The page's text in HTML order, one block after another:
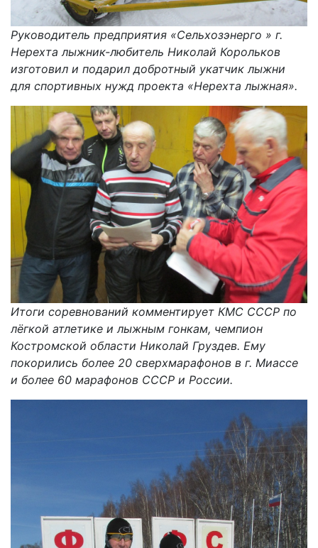
Руководитель предприятия «Сельхозэнерго » г.
Нерехта лыжник-любитель Николай Корольков
изготовил и подарил добротный укатчик лыжни
для спортивных нужд проекта «Нерехта лыжная».
Итоги соревнований комментирует КМС СССР по
лёгкой атлетике и лыжным гонкам, чемпион
Костромской области Николай Груздев. Ему
покорились более 20 сверхмарафонов в г. Миассе
и более 60 марафонов СССР и России.